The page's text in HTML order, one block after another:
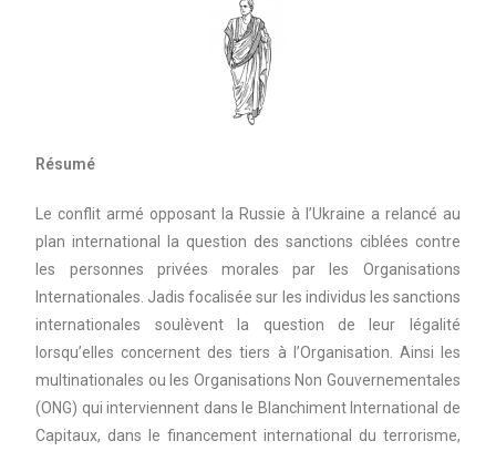
Résumé
Le conflit armé opposant la Russie à l’Ukraine a relancé au
plan international la question des sanctions ciblées contre
les personnes privées morales par les Organisations
Internationales. Jadis focalisée sur les individus les sanctions
internationales soulèvent la question de leur légalité
lorsqu’elles concernent des tiers à l’Organisation. Ainsi les
multinationales ou les Organisations Non Gouvernementales
(ONG) qui interviennent dans le Blanchiment International de
Capitaux, dans le financement international du terrorisme,